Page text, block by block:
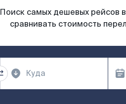
Поиск самых дешевых рейсов
сравнивать стоимость